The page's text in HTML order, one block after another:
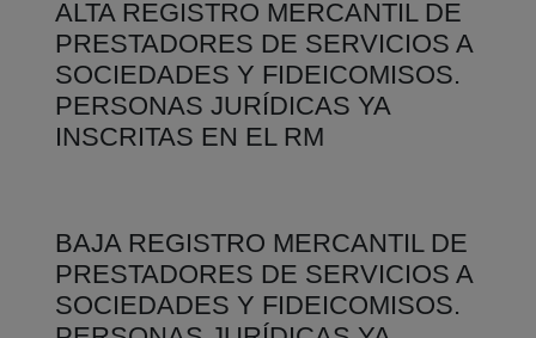
ALTA REGISTRO MERCANTIL DE
PRESTADORES DE SERVICIOS A
SOCIEDADES Y FIDEICOMISOS.
PERSONAS JURÍDICAS YA
INSCRITAS EN EL RM
BAJA REGISTRO MERCANTIL DE
PRESTADORES DE SERVICIOS A
SOCIEDADES Y FIDEICOMISOS.